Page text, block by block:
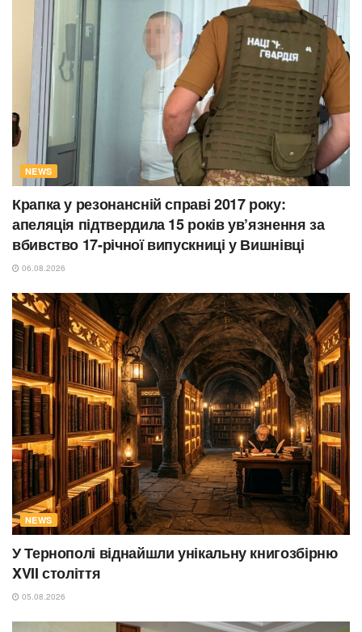
NEWS
Крапка у резонансній справі 2017 року:
апеляція підтвердила 15 років ув’язнення за
вбивство 17-річної випускниці у Вишнівці
06.08.2026
NEWS
У Тернополі віднайшли унікальну книгозбірню
XVII століття
05.08.2026